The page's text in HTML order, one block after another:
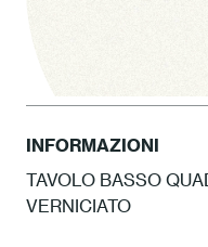
INFORMAZIONI
TAVOLO BASSO
VERNICIATO